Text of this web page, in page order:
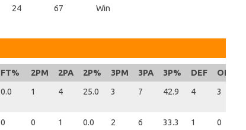
24 67 Win
FT% 2PM 2PA 2P% 3PM 3PA 3P% DEF OFF
0.0 1 4 25.0 3 7 42.9 4 3
0 0 1 0.0 2 6 33.3 1 0